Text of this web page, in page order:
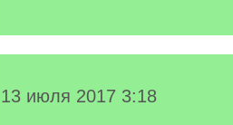
13 июля 2017 3:18